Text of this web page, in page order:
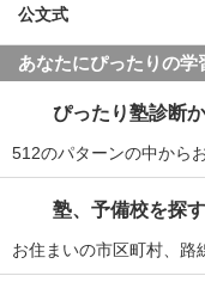
公文式
あなたにぴったりの
ぴったり塾診断
512のパターンの中から
塾、予備校を探す
お住まいの市区町村、路